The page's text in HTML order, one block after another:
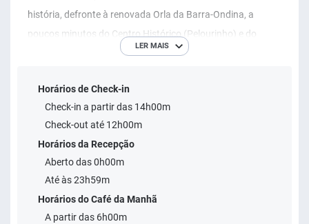
história, defronte à renovada Orla da Barra-Ondina, a
poucos minutos do Centro Histórico (Pelourinho) e do
bairro boêmio do Rio Vermelho. Cada um dos 159 quartos
plana, sacada, vista para o mar ou piscina e se beneficia do
atendimento atencioso de nossos funcionários. A nossa
localização permite estar ligado aos segmentos de lazer,
turismo religioso e corporativo, perto do centro econômico
e a 35 minutos do Aeroporto Luís Eduardo Magalhães.
LER MAIS
Horários de Check-in
Check-in a partir das 14h00m
Check-out até 12h00m
Horários da Recepção
Aberto das 0h00m
Até às 23h59m
Horários do Café da Manhã
A partir das 6h00m